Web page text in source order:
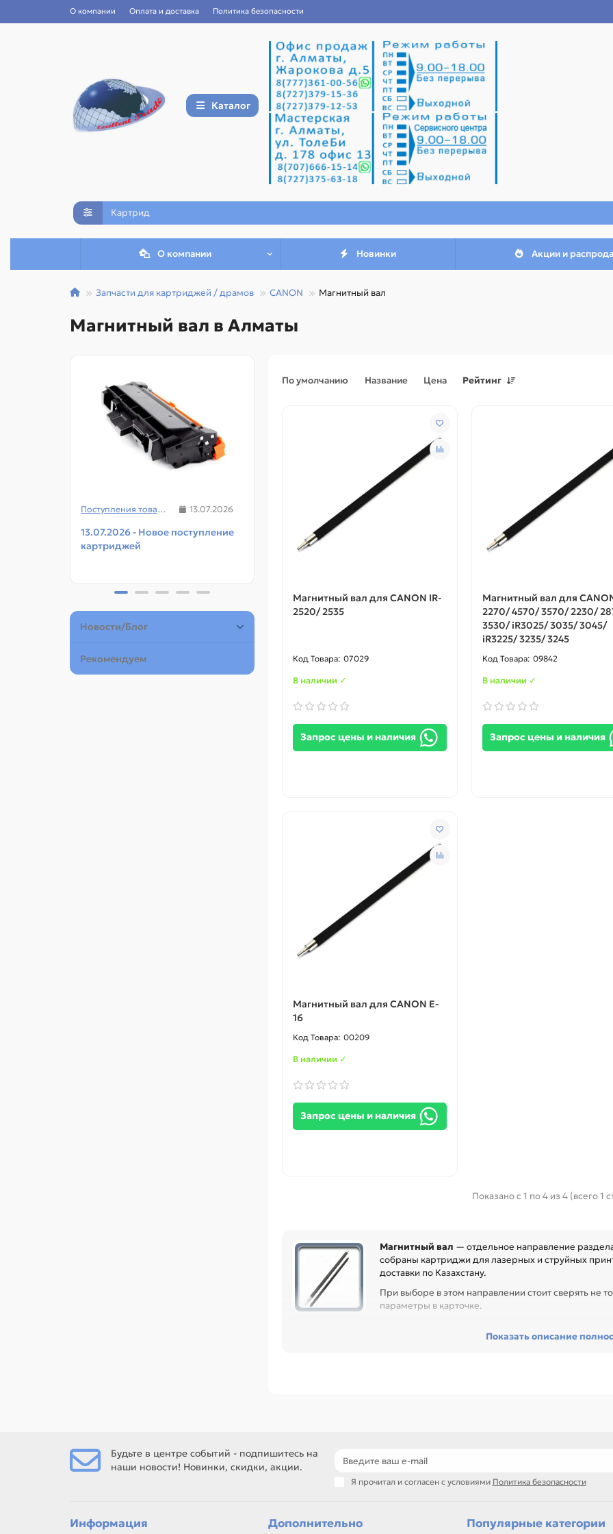
О компании Оплата и доставка Политика безопасности
Каталог
О компании Новинки Акции и
Запчасти для картриджей / драмов CANON Магнитный вал
Магнитный вал в Алматы
Поступления товаров 13.07.2026
13.07.2026 - Новое поступление
картриджей
Поступления товаров
08.07.2026 - Новое поступление
чипов для картриджей и
23.06.2026 - Новое
запчастей для картриджей и
Новости/Блог
Рекомендуем
По умолчанию Название Цена Рейтинг
Магнитный вал для CANON IR-
2520/ 2535
07029
В наличии ✓
Запрос цены и наличия
Магнитный вал для
2270/ 4570/ 3570/ 2230/
3530/ iR3025/ 3035/ 3045/
iR3225/ 3235/ 3245
09842
В наличии ✓
Запрос цены и наличия
Магнитный вал для CANON E-
16
00209
В наличии ✓
Запрос цены и наличия
Показано с 1 по 4 из 4 (всего 1
Магнитный вал — отдельное направление
собраны картриджи для лазерных и струйных
доставки по Казахстану.
При выборе в этом направлении стоит сверять не
параметры в карточке.
расходник без ошибок по совместимости, особенно при обслуживании
позиции для офисной печати и сервисного запаса
самовывоз и доставка по Алматы, отправка по Казахстану
Показать описание
Будьте в центре событий - подпишитесь на
наши новости! Новинки, скидки, акции.
Я прочитал и согласен с условиями Политика безопасности
Информация Дополнительно Популярные категории